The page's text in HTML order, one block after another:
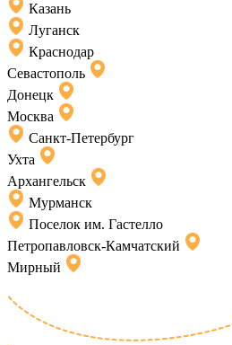
Казань
Луганск
Краснодар
Севастополь
Донецк
Москва
Санкт-Петербург
Ухта
Архангельск
Мурманск
Поселок им. Гастелло
Петропавловск-Камчатский
Мирный